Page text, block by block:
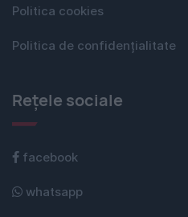
Politica cookies
Politica de confidențialitate
Rețele sociale
facebook
whatsapp